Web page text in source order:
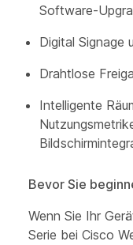
Software-
Digital Signage
Drahtlose
Intelligente
Bevor Sie
Wenn Sie Ihr
Serie bei Cisco